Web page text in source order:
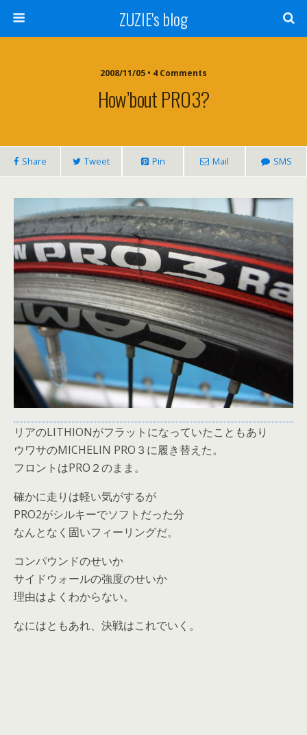
ZUZIE's blog
2008/11/05 • 4 Comments
How’bout PRO3?
Share Tweet Pin Mail SMS
リアのLITHIONがフラットになっていたこともあり
ウワサのMICHELIN PRO３に履き替えた。
フロントはPRO２のまま。
確かに走りは軽い気がするが
PRO2がシルキーでソフトだった分
なんとなく固いフィーリングだ。
コンパウンドのせいか
サイドウォールの強度のせいか
理由はよくわからない。
なにはともあれ、決戦はこれでいく。